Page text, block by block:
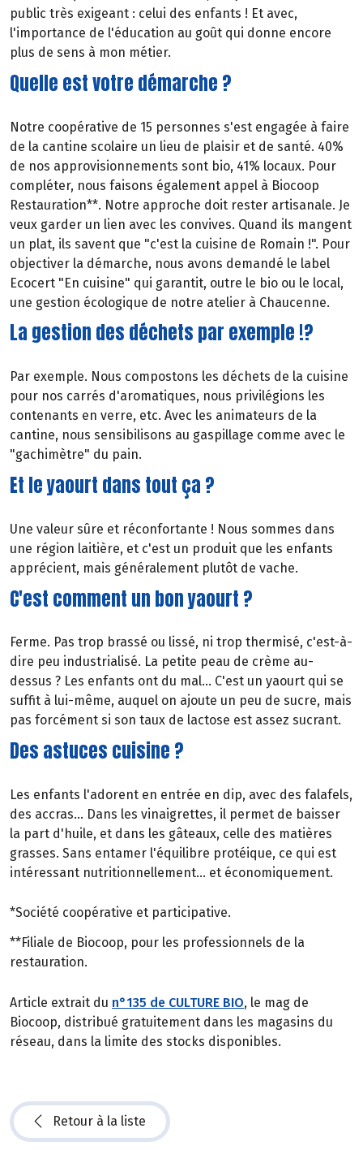
public très exigeant : celui des enfants ! Et avec,
l'importance de l'éducation au goût qui donne encore
plus de sens à mon métier.
Quelle est votre démarche ?
Notre coopérative de 15 personnes s'est engagée à faire
de la cantine scolaire un lieu de plaisir et de santé. 40%
de nos approvisionnements sont bio, 41% locaux. Pour
compléter, nous faisons également appel à Biocoop
Restauration**. Notre approche doit rester artisanale. Je
veux garder un lien avec les convives. Quand ils mangent
un plat, ils savent que "c'est la cuisine de Romain !". Pour
objectiver la démarche, nous avons demandé le label
Ecocert "En cuisine" qui garantit, outre le bio ou le local,
une gestion écologique de notre atelier à Chaucenne.
La gestion des déchets par exemple !?
Par exemple. Nous compostons les déchets de la cuisine
pour nos carrés d'aromatiques, nous privilégions les
contenants en verre, etc. Avec les animateurs de la
cantine, nous sensibilisons au gaspillage comme avec le
"gachimètre" du pain.
Et le yaourt dans tout ça ?
Une valeur sûre et réconfortante ! Nous sommes dans
une région laitière, et c'est un produit que les enfants
apprécient, mais généralement plutôt de vache.
C'est comment un bon yaourt ?
Ferme. Pas trop brassé ou lissé, ni trop thermisé, c'est-à-
dire peu industrialisé. La petite peau de crème au-
dessus ? Les enfants ont du mal... C'est un yaourt qui se
suffit à lui-même, auquel on ajoute un peu de sucre, mais
pas forcément si son taux de lactose est assez sucrant.
Des astuces cuisine ?
Les enfants l'adorent en entrée en dip, avec des falafels,
des accras... Dans les vinaigrettes, il permet de baisser
la part d'huile, et dans les gâteaux, celle des matières
grasses. Sans entamer l'équilibre protéique, ce qui est
intéressant nutritionnellement... et économiquement.
*Société coopérative et participative.
**Filiale de Biocoop, pour les professionnels de la
restauration.
Article extrait du n°135 de CULTURE BIO, le mag de
Biocoop, distribué gratuitement dans les magasins du
réseau, dans la limite des stocks disponibles.
Retour à la liste